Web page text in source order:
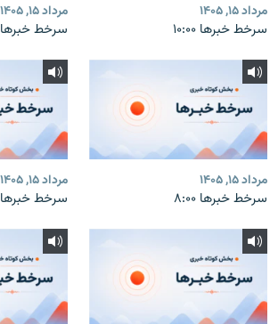
مرداد ۱۵, ۱۴۰۵
سرخط خبرها ۱۰:۰۰
مرداد ۱۵, ۱۴۰۵
سرخط خبرها ۹:۰۰
مرداد ۱۵, ۱۴۰۵
سرخط خبرها ۸:۰۰
مرداد ۱۵, ۱۴۰۵
سرخط خبرها ۷:۰۰